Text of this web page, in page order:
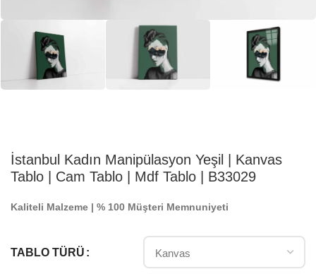
İstanbul Kadın Manipülasyon Yeşil | Kanvas
Tablo | Cam Tablo | Mdf Tablo | B33029
Kaliteli Malzeme | % 100 Müşteri Memnuniyeti
TABLO TÜRÜ